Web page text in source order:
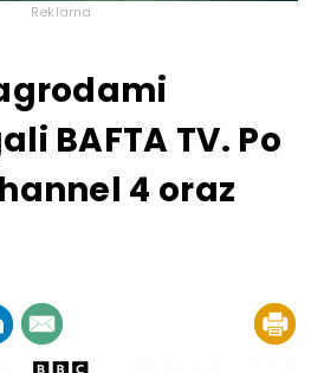
Reklama
BAFTA TV. Po
4 oraz